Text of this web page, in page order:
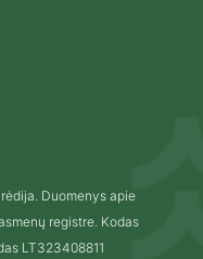
Duomenys apie
registre. Kodas
LT323408811